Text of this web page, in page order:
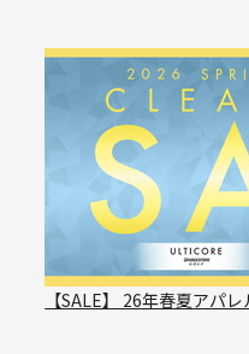
【SALE】 26年春夏アパ